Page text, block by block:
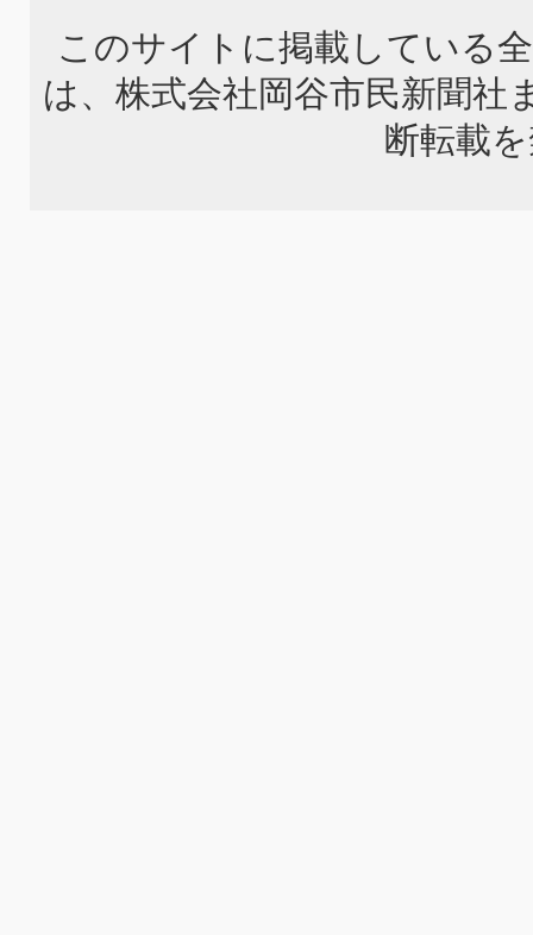
このサイトに掲載している
は、株式会社岡谷市民新聞社
断転載